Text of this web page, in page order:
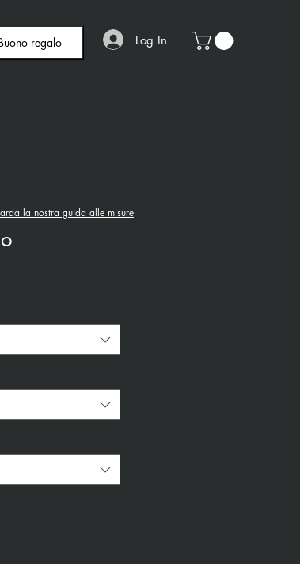
Log In
regalo
la nostra guida alle misure